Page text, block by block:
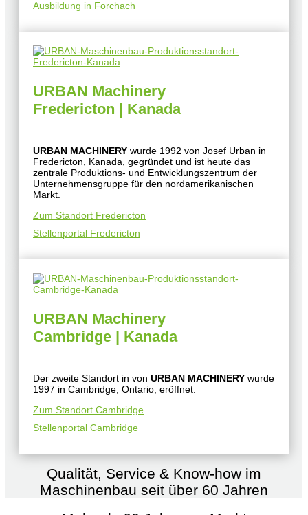
Ausbildung in Forchach
URBAN Machinery
Fredericton | Kanada
URBAN MACHINERY wurde 1992 von Josef Urban in
Fredericton, Kanada, gegründet und ist heute das
zentrale Produktions- und Entwicklungszentrum der
Unternehmensgruppe für den nordamerikanischen
Markt.
Zum Standort Fredericton
Stellenportal Fredericton
URBAN Machinery
Cambridge | Kanada
Der zweite Standort in von URBAN MACHINERY wurde
1997 in Cambridge, Ontario, eröffnet.
Zum Standort Cambridge
Stellenportal Cambridge
Qualität, Service & Know-how im
Maschinenbau seit über 60 Jahren